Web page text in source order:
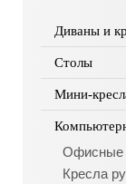
Диваны и
Столы
Мини-
Офисные
Кресла